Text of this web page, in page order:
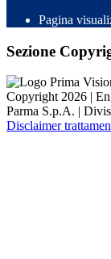
Pagina
Sezione
Copyright 2026 |
Parma S.p.A. |
Disclaimer